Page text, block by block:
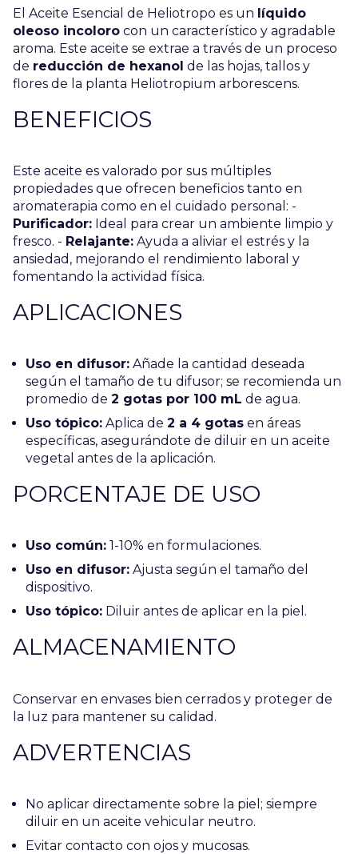
El Aceite Esencial de Heliotropo es un líquido
oleoso incoloro con un característico y agradable
aroma. Este aceite se extrae a través de un proceso
de reducción de hexanol de las hojas, tallos y
flores de la planta Heliotropium arborescens.
BENEFICIOS
Este aceite es valorado por sus múltiples
propiedades que ofrecen beneficios tanto en
aromaterapia como en el cuidado personal: -
Purificador: Ideal para crear un ambiente limpio y
fresco. - Relajante: Ayuda a aliviar el estrés y la
ansiedad, mejorando el rendimiento laboral y
fomentando la actividad física.
APLICACIONES
Uso en difusor: Añade la cantidad deseada
según el tamaño de tu difusor; se recomienda un
promedio de 2 gotas por 100 mL de agua.
Uso tópico: Aplica de 2 a 4 gotas en áreas
específicas, asegurándote de diluir en un aceite
vegetal antes de la aplicación.
PORCENTAJE DE USO
Uso común: 1-10% en formulaciones.
Uso en difusor: Ajusta según el tamaño del
dispositivo.
Uso tópico: Diluir antes de aplicar en la piel.
ALMACENAMIENTO
Conservar en envases bien cerrados y proteger de
la luz para mantener su calidad.
ADVERTENCIAS
No aplicar directamente sobre la piel; siempre
diluir en un aceite vehicular neutro.
Evitar contacto con ojos y mucosas.